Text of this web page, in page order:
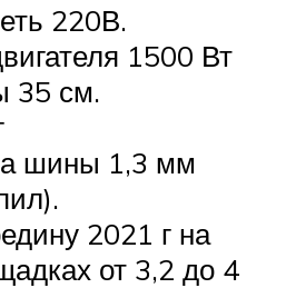
220В.
1500 Вт
35 см.
шины 1,3 мм
2021 г на
от 3,2 до 4